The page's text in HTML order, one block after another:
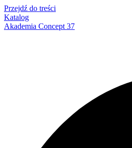
Przejdź do treści
Katalog
Akademia Concept 37